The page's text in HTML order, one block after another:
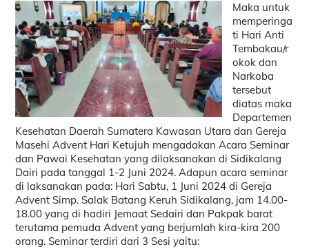
Maka untuk
memperinga
ti Hari Anti
Tembakau/r
okok dan
Narkoba
tersebut
diatas maka
Departemen
Kesehatan Daerah Sumatera Kawasan Utara dan Gereja
Masehi Advent Hari Ketujuh mengadakan Acara Seminar
dan Pawai Kesehatan yang dilaksanakan di Sidikalang
Dairi pada tanggal 1-2 Juni 2024. Adapun acara seminar
di laksanakan pada: Hari Sabtu, 1 Juni 2024 di Gereja
Advent Simp. Salak Batang Keruh Sidikalang, jam 14.00-
18.00 yang di hadiri Jemaat Sedairi dan Pakpak barat
terutama pemuda Advent yang berjumlah kira-kira 200
orang. Seminar terdiri dari 3 Sesi yaitu: